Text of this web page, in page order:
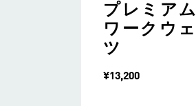
プレミア
ワークウ
ツ
価格
¥13,200